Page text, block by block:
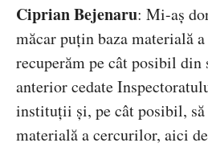
Ciprian Bejenaru: Mi-aș
măcar puțin baza materială
recuperăm pe cât posibil din
anterior cedate
instituții și, pe cât posibil,
materială a cercurilor, aici